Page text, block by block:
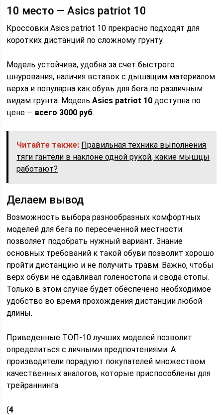
10 место — Аsics patriot 10
Кроссовки Аsics patriot 10 прекрасно подходят для
коротких дистанций по сложному грунту.
Модель устойчива, удобна за счет быстрого
шнурования, наличия вставок с дышащим материалом
верха и популярна как обувь для бега по различным
видам грунта. МодельАsics patriot 10 доступна по
цене — всего 3000 руб.
Читайте также: Правильная техника выполнения
тяги гантели в наклоне одной рукой, какие мышцы
работают?
Делаем вывод
Возможность выбора разнообразных комфортных
моделей для бега по пересеченной местности
позволяет подобрать нужный вариант. Знание
основных требований к такой обуви позволит хорошо
пройти дистанцию и не получить травм. Важно, чтобы
верх обуви не сдавливал голеностопа и свода стопы.
Только в этом случае будет обеспечено необходимое
удобство во время прохождения дистанции любой
длины.
Приведенные ТОП-10 лучших моделей позволит
определиться с личными предпочтениями. А
производители порадуют покупателей множеством
качественных аналогов, которые приспособлены для
трейраннинга.
(4